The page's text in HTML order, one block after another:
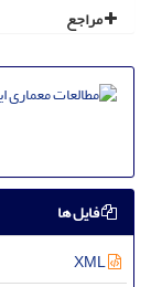
مراجع
فایل ها